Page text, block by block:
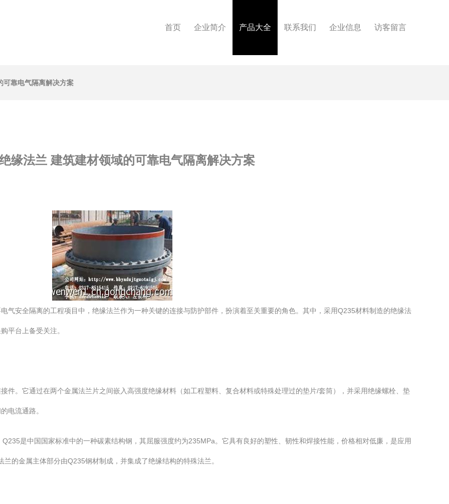
首页 企业简介 产品大全 联系我们 企业信息 访客留言
可靠电气隔离解决方案
缘法兰 建筑建材领域的可靠电气隔离解决方案
气安全隔离的工程项目中，绝缘法兰作为一种关键的连接与防护部件，扮演着至关重要的角色。其中，采用Q235材料制造的绝缘法
平台上备受关注。
件。它通过在两个金属法兰片之间嵌入高强度绝缘材料（如工程塑料、复合材料或特殊处理过的垫片/套筒），并采用绝缘螺栓、垫
电流通路。
是中国国家标准中的一种碳素结构钢，其屈服强度约为235MPa。它具有良好的塑性、韧性和焊接性能，价格相对低廉，是应用
的金属主体部分由Q235钢材制成，并集成了绝缘结构的特殊法兰。